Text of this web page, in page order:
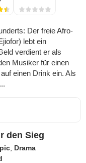
Der freie Afro-
lebt ein
verdient er als
Musiker für einen
einen Drink ein. Als
den Sieg
Drama